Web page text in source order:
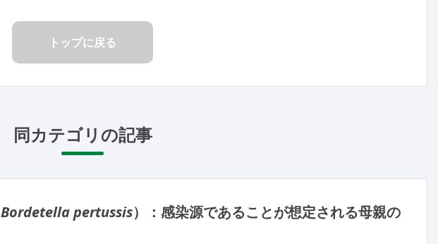
トップに戻る
同カテゴリの記事
Bordetella pertussis）：感染源であることが想定される母親の